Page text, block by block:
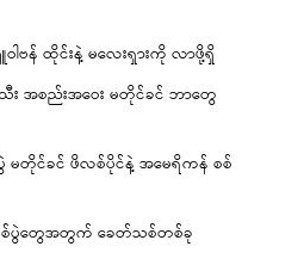
ရှူဝါဗန် ထိုင်းနဲ့ မလေးရှားကို လာဖို့ရှိ
အစည်းအဝေး မတိုင်ခင် ဘာတွေ
မတိုင်ခင် ဖိလစ်ပိုင်နဲ့ အမေရိကန် စစ်
စ်ပွဲတွေအတွက် ခေတ်သစ်တစ်ခု